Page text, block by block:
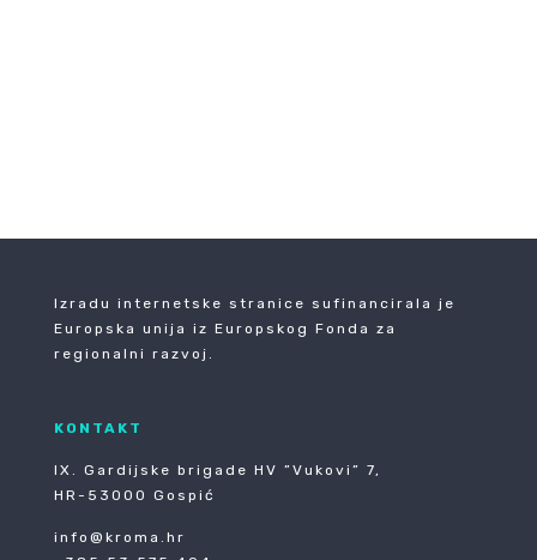
Izradu internetske stranice sufinancirala je
Europska unija iz Europskog Fonda za
regionalni razvoj.
KONTAKT
IX. Gardijske brigade HV ”Vukovi” 7,
HR-53000 Gospić
info@kroma.hr